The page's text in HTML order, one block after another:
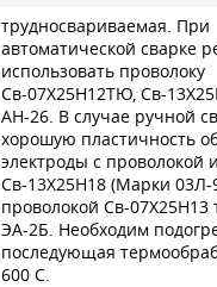
трудносвариваемая. При
автоматической сварке
использовать проволоку
Св-07Х25Н12ТЮ, Св-
АН-26. В случае ручной
хорошую пластичность
электроды с проволокой
Св-13Х25Н18 (Марки 03Л-
проволокой Св-07Х25Н13
ЭА-2Б. Необходим
последующая
600 С.